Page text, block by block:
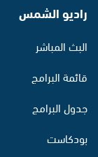
راديو الشمس
البث المباشر
قائمة البرامج
جدول البرامج
بودكاست